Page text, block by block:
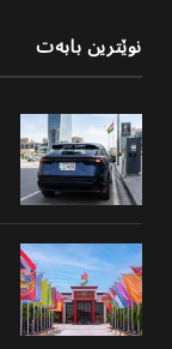
نوێترین بابەت